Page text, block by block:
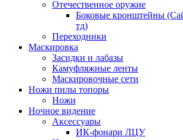
Отечественное оружие
Боковые кронштейны
тд)
Переходники
Маскировка
Засидки и лабазы
Камуфляжные ленты
Маскировочные сети
Ножи пилы топоры
Ножи
Ночное видение
Аксессуары
ИК-фонари ЛЦУ